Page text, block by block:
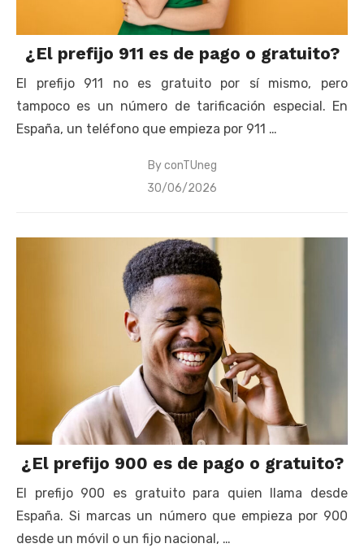
¿El prefijo 911 es de pago o gratuito?
El prefijo 911 no es gratuito por sí mismo, pero
tampoco es un número de tarificación especial. En
España, un teléfono que empieza por 911 …
ByconTUneg
Posted
30/06/2026
¿El prefijo 900 es de pago o gratuito?
El prefijo 900 es gratuito para quien llama desde
España. Si marcas un número que empieza por 900
desde un móvil o un fijo nacional, …